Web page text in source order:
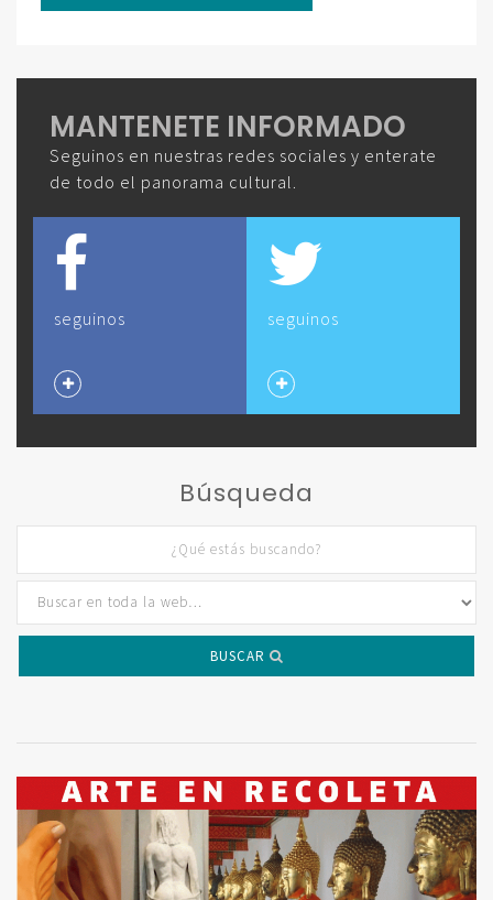
MANTENETE INFORMADO
Seguinos en nuestras redes sociales y enterate
de todo el panorama cultural.
seguinos seguinos
Búsqueda
BUSCAR